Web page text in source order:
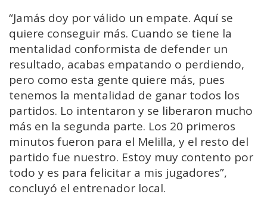
“Jamás doy por válido un empate. Aquí se
quiere conseguir más. Cuando se tiene la
mentalidad conformista de defender un
resultado, acabas empatando o perdiendo,
pero como esta gente quiere más, pues
tenemos la mentalidad de ganar todos los
partidos. Lo intentaron y se liberaron mucho
más en la segunda parte. Los 20 primeros
minutos fueron para el Melilla, y el resto del
partido fue nuestro. Estoy muy contento por
todo y es para felicitar a mis jugadores”,
concluyó el entrenador local.